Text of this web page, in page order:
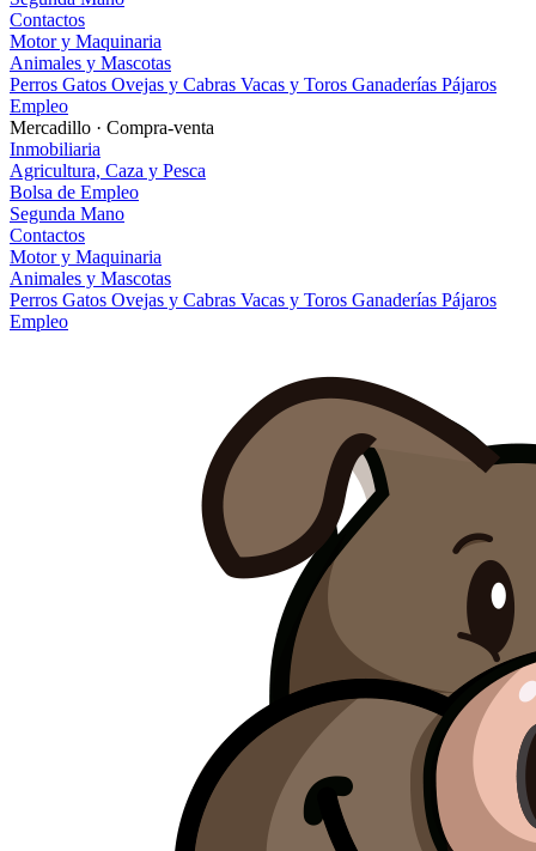
Contactos
Motor y Maquinaria
Animales y Mascotas
Perros Gatos Ovejas y Cabras Vacas y Toros Ganaderías Pájaros
Empleo
Mercadillo · Compra-venta
Inmobiliaria
Agricultura, Caza y Pesca
Bolsa de Empleo
Segunda Mano
Contactos
Motor y Maquinaria
Animales y Mascotas
Perros Gatos Ovejas y Cabras Vacas y Toros Ganaderías Pájaros
Empleo